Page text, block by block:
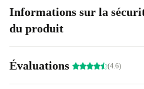
Informations sur la
du produit
Évaluations (4.6)